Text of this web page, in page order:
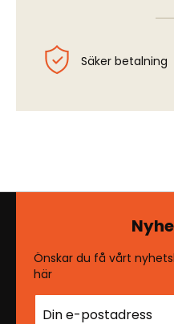
Säker betalning
Önskar du få vårt
här